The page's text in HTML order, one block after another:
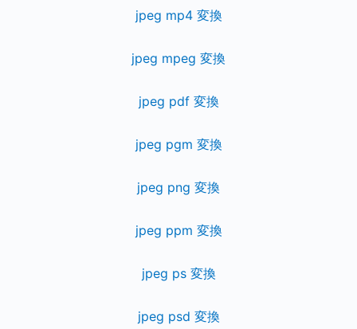
jpeg mp4 変換
jpeg mpeg 変換
jpeg pdf 変換
jpeg pgm 変換
jpeg png 変換
jpeg ppm 変換
jpeg ps 変換
jpeg psd 変換